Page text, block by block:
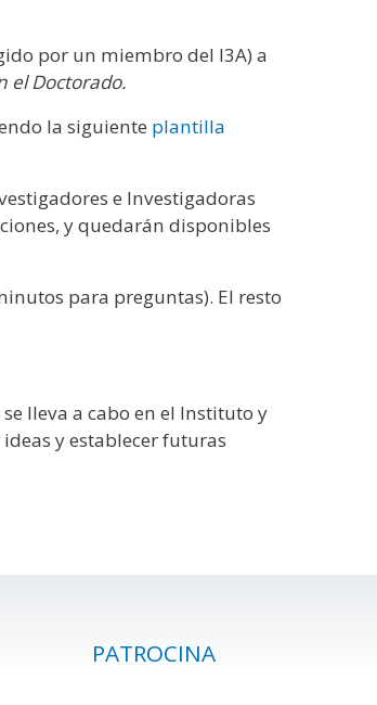
por un miembro del I3A) a
el Doctorado.
la siguiente plantilla
e Investigadoras
y quedarán disponibles
para preguntas). El resto
lleva a cabo en el Instituto y
y establecer futuras
PATROCINA